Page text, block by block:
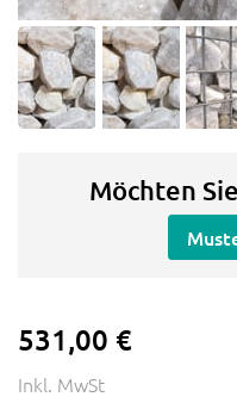
Möchten
531,00 €
Inkl. MwSt